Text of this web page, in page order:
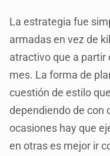
La estrategia fue
armadas en vez de
atractivo que a partir
mes. La forma de
cuestión de estilo
dependiendo de con
ocasiones hay que
en otras es mejor ir